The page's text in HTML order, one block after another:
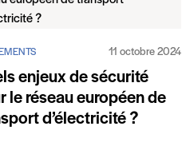
11 octobre 2024
enjeux de sécurité
le réseau européen de
d’électricité ?